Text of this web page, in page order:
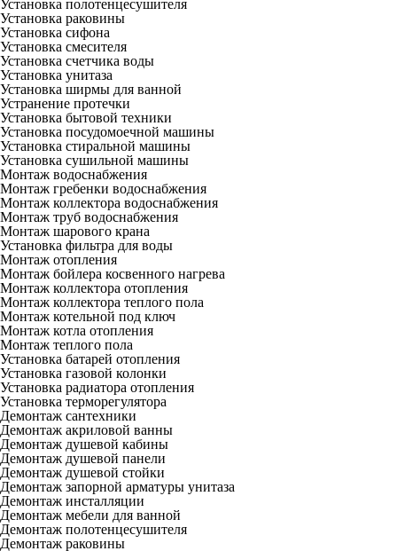
Установка полотенцесушителя
Установка раковины
Установка сифона
Установка смесителя
Установка счетчика воды
Установка унитаза
Установка ширмы для ванной
Устранение протечки
Установка бытовой техники
Установка посудомоечной машины
Установка стиральной машины
Установка сушильной машины
Монтаж водоснабжения
Монтаж гребенки водоснабжения
Монтаж коллектора водоснабжения
Монтаж труб водоснабжения
Монтаж шарового крана
Установка фильтра для воды
Монтаж отопления
Монтаж бойлера косвенного нагрева
Монтаж коллектора отопления
Монтаж коллектора теплого пола
Монтаж котельной под ключ
Монтаж котла отопления
Монтаж теплого пола
Установка батарей отопления
Установка газовой колонки
Установка радиатора отопления
Установка терморегулятора
Демонтаж сантехники
Демонтаж акриловой ванны
Демонтаж душевой кабины
Демонтаж душевой панели
Демонтаж душевой стойки
Демонтаж запорной арматуры унитаза
Демонтаж инсталляции
Демонтаж мебели для ванной
Демонтаж полотенцесушителя
Демонтаж раковины